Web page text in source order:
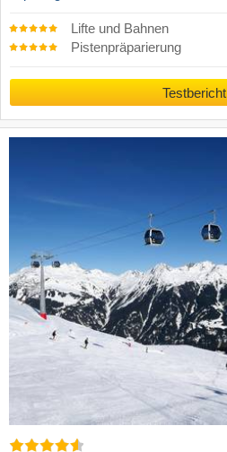
Lifte und Bahnen
Pistenpräparierung
Testbericht